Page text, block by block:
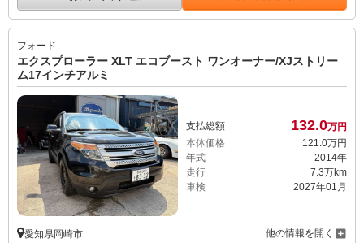
フォード
エクスプローラー XLT エコブースト ワンオーナー/XJストリー
ム17インチアルミ
支払総額 132.0万円
本体価格
121. 0万円
年式
2014年
走行
7.3万km
車検
2027年01月
愛知県岡崎市 他の情報を開く